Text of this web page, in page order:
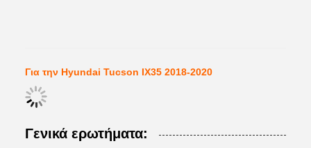
Για την Hyundai Tucson IX35 2018-2020
Γενικά ερωτήματα: